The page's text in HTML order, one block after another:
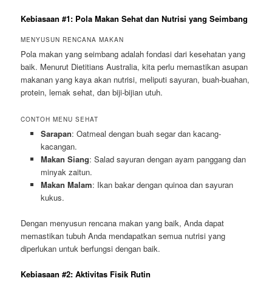
Kebiasaan #1: Pola Makan Sehat dan Nutrisi yang Seimbang
MENYUSUN RENCANA MAKAN
Pola makan yang seimbang adalah fondasi dari kesehatan yang
baik. Menurut Dietitians Australia, kita perlu memastikan asupan
makanan yang kaya akan nutrisi, meliputi sayuran, buah-buahan,
protein, lemak sehat, dan biji-bijian utuh.
CONTOH MENU SEHAT
Sarapan: Oatmeal dengan buah segar dan kacang-
kacangan.
Makan Siang: Salad sayuran dengan ayam panggang dan
minyak zaitun.
Makan Malam: Ikan bakar dengan quinoa dan sayuran
kukus.
Dengan menyusun rencana makan yang baik, Anda dapat
memastikan tubuh Anda mendapatkan semua nutrisi yang
diperlukan untuk berfungsi dengan baik.
Kebiasaan #2: Aktivitas Fisik Rutin